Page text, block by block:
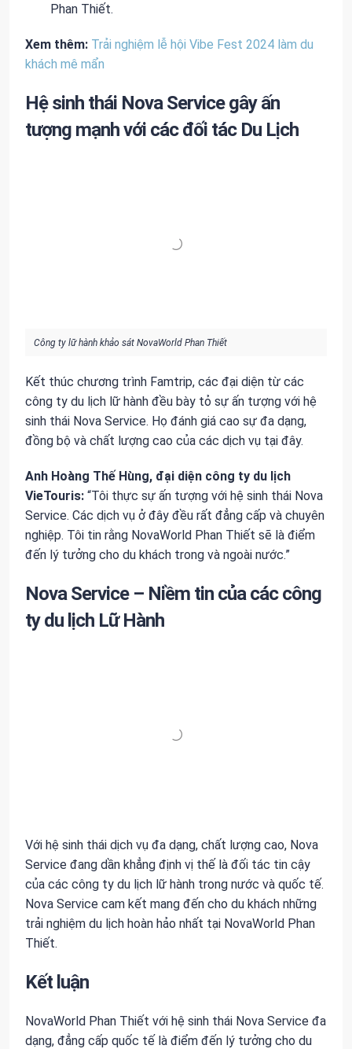
Phan Thiết.
Xem thêm: Trải nghiệm lễ hội Vibe Fest 2024 làm du
khách mê mẩn
Hệ sinh thái Nova Service gây ấn
tượng mạnh với các đối tác Du Lịch
Công ty lữ hành khảo sát NovaWorld Phan Thiết
Kết thúc chương trình Famtrip, các đại diện từ các
công ty du lịch lữ hành đều bày tỏ sự ấn tượng với hệ
sinh thái Nova Service. Họ đánh giá cao sự đa dạng,
đồng bộ và chất lượng cao của các dịch vụ tại đây.
Anh Hoàng Thế Hùng, đại diện công ty du lịch
VieTouris: “Tôi thực sự ấn tượng với hệ sinh thái Nova
Service. Các dịch vụ ở đây đều rất đẳng cấp và chuyên
nghiệp. Tôi tin rằng NovaWorld Phan Thiết sẽ là điểm
đến lý tưởng cho du khách trong và ngoài nước.”
Nova Service – Niềm tin của các công
ty du lịch Lữ Hành
Với hệ sinh thái dịch vụ đa dạng, chất lượng cao, Nova
Service đang dần khẳng định vị thế là đối tác tin cậy
của các công ty du lịch lữ hành trong nước và quốc tế.
Nova Service cam kết mang đến cho du khách những
trải nghiệm du lịch hoàn hảo nhất tại NovaWorld Phan
Thiết.
Kết luận
NovaWorld Phan Thiết với hệ sinh thái Nova Service đa
dạng, đẳng cấp quốc tế là điểm đến lý tưởng cho du